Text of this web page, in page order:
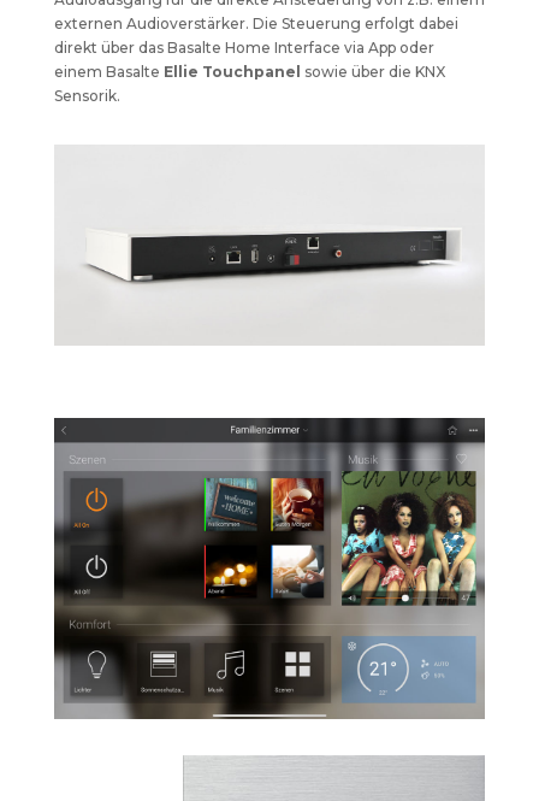
externen Audioverstärker. Die Steuerung erfolgt dabei
direkt über das Basalte Home Interface via App oder
einem Basalte Ellie Touchpanel sowie über die KNX
Sensorik.